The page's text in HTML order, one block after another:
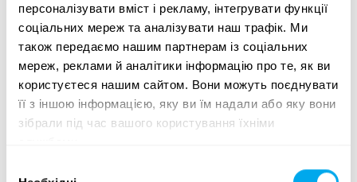
персоналізувати вміст і рекламу, інтегрувати функції
соціальних мереж та аналізувати наш трафік. Ми
також передаємо нашим партнерам із соціальних
мереж, реклами й аналітики інформацію про те, як ви
користуєтеся нашим сайтом. Вони можуть поєднувати
її з іншою інформацією, яку ви їм надали або яку вони
зібрали під час вашого користування їхніми
Скористайтеся критеріями пошуку важкої техніки
збоку сторінки, щоб знайти трактор, лісозаготівельне
обладнання, телескопічні навантажувачі або
навантажувачі з ковшем типу «зворотна лопата», що
відповідають вашим потребам. Шукайте важку
техніку за категорією продукції, маркою, моделлю,